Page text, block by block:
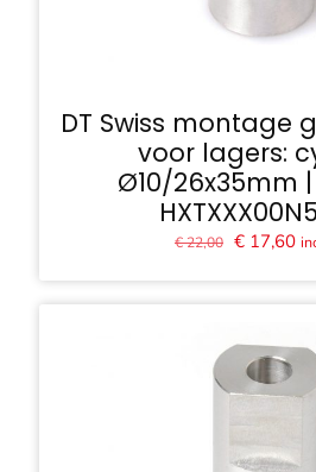
DT Swiss montage
voor lagers:
Ø10/26x35mm |
€22,00 € 17,60